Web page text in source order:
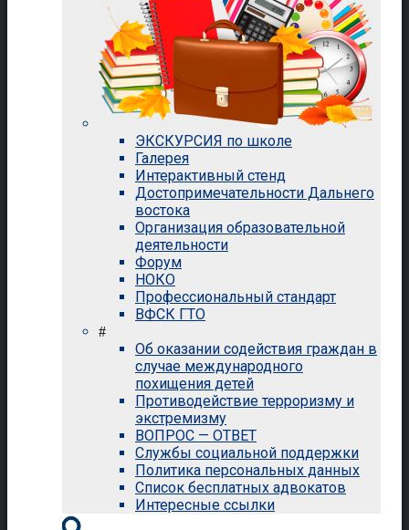
ЭКСКУРСИЯ по школе
Галерея
Интерактивный стенд
Достопримечательности Дальнего
востока
Организация образовательной
деятельности
Форум
НОКО
Профессиональный стандарт
ВФСК ГТО
#
Об оказании содействия граждан в
случае международного
похищения детей
Противодействие терроризму и
экстремизму
ВОПРОС — ОТВЕТ
Службы социальной поддержки
Политика персональных данных
Список бесплатных адвокатов
Интересные ссылки